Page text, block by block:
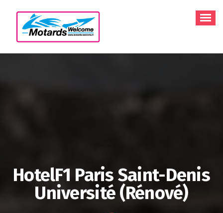
contenu
HotelF1 Paris Saint-Denis
Université (rénové)